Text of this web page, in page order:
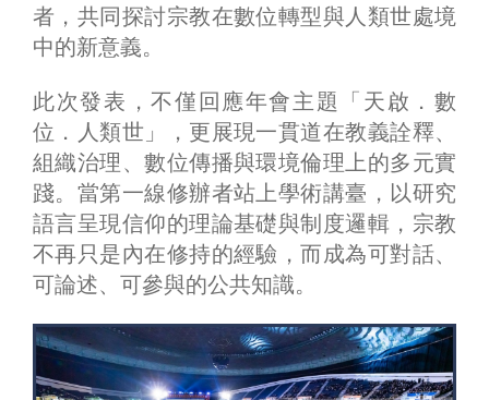
者，共同探討宗教在數位轉型與人類世處境
中的新意義。
此次發表，不僅回應年會主題「天啟．數
位．人類世」，更展現一貫道在教義詮釋、
組織治理、數位傳播與環境倫理上的多元實
踐。當第一線修辦者站上學術講臺，以研究
語言呈現信仰的理論基礎與制度邏輯，宗教
不再只是內在修持的經驗，而成為可對話、
可論述、可參與的公共知識。